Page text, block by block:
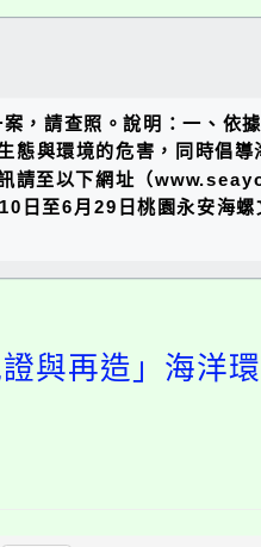
，請查照。說明：一、依
與環境的危害，同時倡導
請至以下網址（
至6月29日桃園永安海螺
與再造」海洋